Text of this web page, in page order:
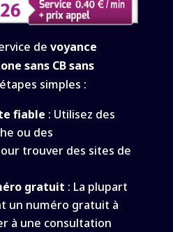
de voyance
sans CB sans
simples :
fiable : Utilisez des
ou des
trouver des sites de
gratuit : La plupart
un numéro gratuit à
à une consultation